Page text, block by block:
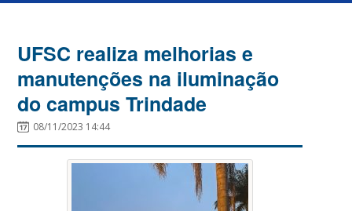
UFSC realiza melhorias e
manutenções na iluminação
do campus Trindade
08/11/2023 14:44